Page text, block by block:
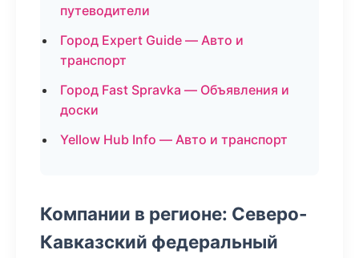
путеводители
Город Expert Guide — Авто и
транспорт
Город Fast Spravka — Объявления и
доски
Yellow Hub Info — Авто и транспорт
Компании в регионе: Северо-
Кавказский федеральный